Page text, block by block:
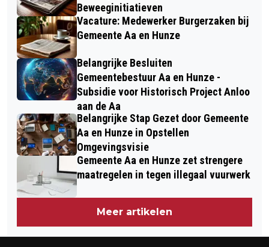
Beweeginitiatieven
Vacature: Medewerker Burgerzaken bij
Gemeente Aa en Hunze
Belangrijke Besluiten
Gemeentebestuur Aa en Hunze -
Subsidie voor Historisch Project Anloo
aan de Aa
Belangrijke Stap Gezet door Gemeente
Aa en Hunze in Opstellen
Omgevingsvisie
Gemeente Aa en Hunze zet strengere
maatregelen in tegen illegaal vuurwerk
Meer artikelen